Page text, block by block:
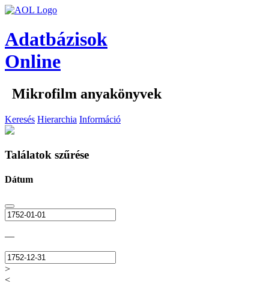
Adatbázisok
Online
Mikrofilm anyakönyvek
Keresés Hierarchia Információ
Találatok szűrése
Dátum
—
>
<